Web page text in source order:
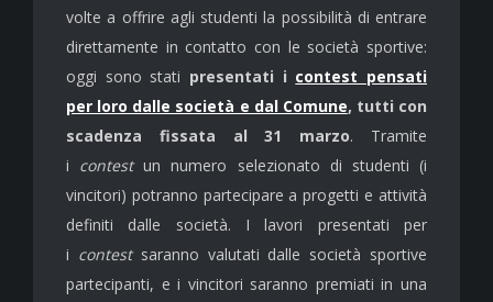
volte a offrire agli studenti la possibilità di entrare
direttamente in contatto con le società sportive:
oggi sono stati presentati i contest pensati
per loro dalle società e dal Comune, tutti con
scadenza fissata al 31 marzo. Tramite
i contestun numero selezionato di studenti (i
vincitori) potranno partecipare a progetti e attività
definiti dalle società. I lavori presentati per
i contestsaranno valutati dalle società sportive
partecipanti, e i vincitori saranno premiati in una